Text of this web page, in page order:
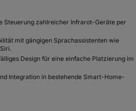
Steuerung zahlreicher Infrarot-Geräte per
mit gängigen Sprachassistenten wie
Design für eine einfache Platzierung im
Integration in bestehende Smart-Home-